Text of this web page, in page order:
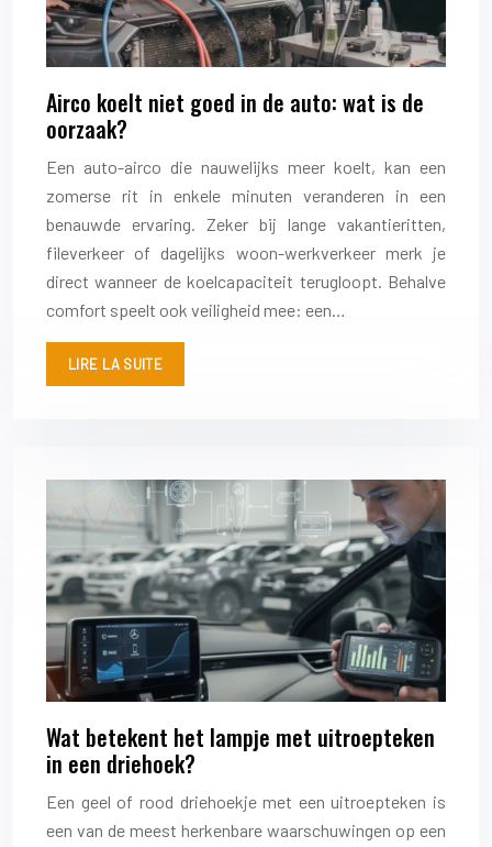
Airco koelt niet goed in de auto: wat is de
oorzaak?
Een auto-airco die nauwelijks meer koelt, kan een
zomerse rit in enkele minuten veranderen in een
benauwde ervaring. Zeker bij lange vakantieritten,
fileverkeer of dagelijks woon-werkverkeer merk je
direct wanneer de koelcapaciteit terugloopt. Behalve
comfort speelt ook veiligheid mee: een…
LIRE LA SUITE
Wat betekent het lampje met uitroepteken
in een driehoek?
Een geel of rood driehoekje met een uitroepteken is
een van de meest herkenbare waarschuwingen op een